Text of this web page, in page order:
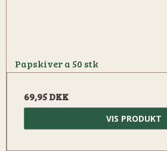
Papskiver a 50 stk
69,95 DKK
VIS PRODUKT